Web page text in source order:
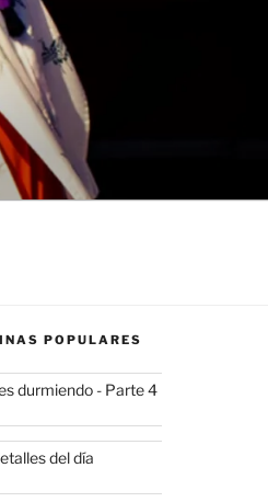
POPULARES
durmiendo - Parte 4
del día